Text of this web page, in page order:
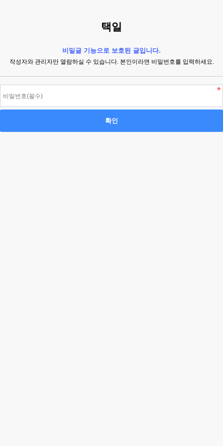
택일
비밀글 기능으로 보호된 글입니다.
작성자와 관리자만 열람하실 수 있습니다. 본인이라면 비밀번호를 입력하세요.